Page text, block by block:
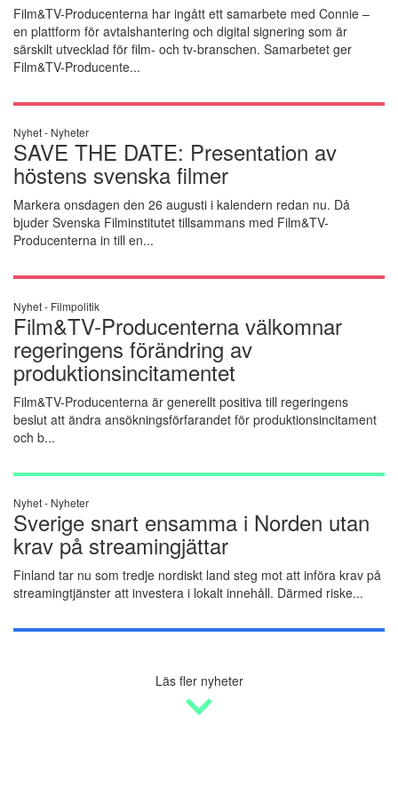
Film&TV-Producenterna har ingått ett samarbete med Connie –
en plattform för avtalshantering och digital signering som är
särskilt utvecklad för film- och tv-branschen. Samarbetet ger
Film&TV-Producente...
Nyhet - Nyheter
SAVE THE DATE: Presentation av
höstens svenska filmer
Markera onsdagen den 26 augusti i kalendern redan nu. Då
bjuder Svenska Filminstitutet tillsammans med Film&TV-
Producenterna in till en...
Nyhet - Filmpolitik
Film&TV-Producenterna välkomnar
regeringens förändring av
produktionsincitamentet
Film&TV-Producenterna är generellt positiva till regeringens
beslut att ändra ansökningsförfarandet för produktionsincitament
och b...
Nyhet - Nyheter
Sverige snart ensamma i Norden utan
krav på streamingjättar
Finland tar nu som tredje nordiskt land steg mot att införa krav på
streamingtjänster att investera i lokalt innehåll. Därmed riske...
Läs fler nyheter